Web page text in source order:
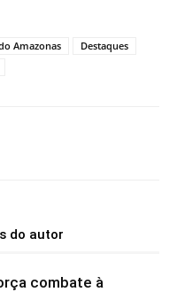
Amazonas
Destaques
do autor
combate à